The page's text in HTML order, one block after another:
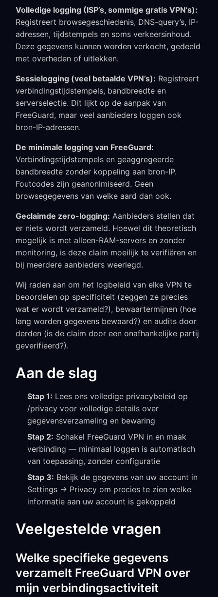
Volledige logging (ISP’s, sommige gratis VPN’s):
Registreert browsegeschiedenis, DNS-query’s, IP-
adressen, tijdstempels en soms verkeersinhoud.
Deze gegevens kunnen worden verkocht, gedeeld
met overheden of uitlekken.
Sessielogging (veel betaalde VPN’s): Registreert
verbindingstijdstempels, bandbreedte en
serverselectie. Dit lijkt op de aanpak van
FreeGuard, maar veel aanbieders loggen ook
bron-IP-adressen.
De minimale logging van FreeGuard:
Verbindingstijdstempels en geaggregeerde
bandbreedte zonder koppeling aan bron-IP.
Foutcodes zijn geanonimiseerd. Geen
browsegegevens van welke aard dan ook.
Geclaimde zero-logging: Aanbieders stellen dat
er niets wordt verzameld. Hoewel dit theoretisch
mogelijk is met alleen-RAM-servers en zonder
monitoring, is deze claim moeilijk te verifiëren en
bij meerdere aanbieders weerlegd.
Wij raden aan om het logbeleid van elke VPN te
beoordelen op specificiteit (zeggen ze precies
wat er wordt verzameld?), bewaartermijnen (hoe
lang worden gegevens bewaard?) en audits door
derden (is de claim door een onafhankelijke partij
geverifieerd?).
Aan de slag
Stap 1: Lees ons volledige privacybeleid op
/privacy voor volledige details over
gegevensverzameling en bewaring
Stap 2: Schakel FreeGuard VPN in en maak
verbinding — minimaal loggen is automatisch
van toepassing, zonder configuratie
Stap 3: Bekijk de gegevens van uw account in
Settings → Privacy om precies te zien welke
informatie aan uw account is gekoppeld
Veelgestelde vragen
Welke specifieke gegevens
verzamelt FreeGuard VPN over
mijn verbindingsactiviteit